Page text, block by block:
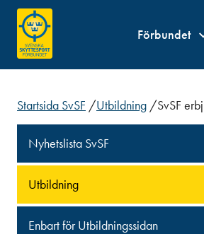
Förbundet
Startsida SvSF /Utbildning /SvSF
Nyhetslista SvSF
Utbildning
Enbart för Utbildningssidan